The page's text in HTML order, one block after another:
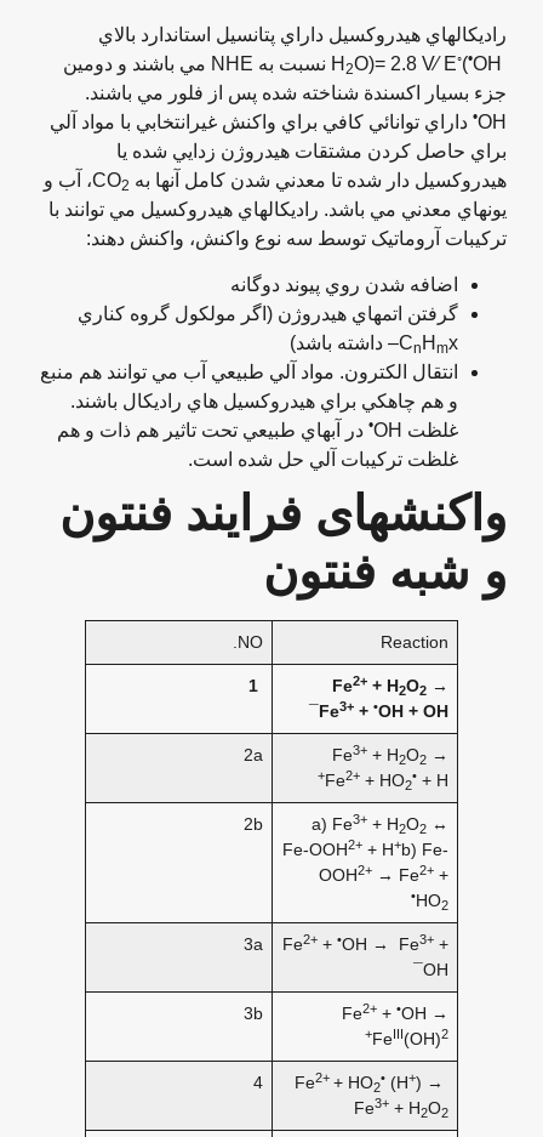
راديکالهاي هيدروکسيل داراي پتانسيل استاندارد بالاي
2O)= 2.8 V∕ E◦(•
OH نسبت به NHE مي باشند و دومين
جزء بسيار اکسندة شناخته شده پس از فلور مي باشند.
OH
•داراي توانائي کافي براي واکنش غيرانتخابي با مواد آلي
براي حاصل کردن مشتقات هيدروژن زدايي شده يا
هيدروکسيل دار شده تا معدني شدن کامل آنها به CO 2
، آب و
يونهاي معدني مي باشد. راديکالهاي هيدروکسيل مي توانند با
ترکيبات آروماتيک توسط سه نوع واکنش، واکنش دهند:
اضافه شدن روي پيوند دوگانه
گرفتن اتمهاي هيدروژن (اگر مولکول گروه کناري
CnHmx– داشته باشد)
انتقال الکترون. مواد آلي طبيعي آب مي توانند هم منبع
و هم چاهکي براي هيدروکسيل هاي راديکال باشند.
غلظت OH
•در آبهاي طبيعي تحت تاثير هم ذات و هم
غلظت ترکيبات آلي حل شده است.
واکنشهای فرایند فنتون
و شبه فنتون
Reaction
NO.
Fe2+ + H2O2 →
Fe3+ +•OH + OH¯
Fe3+ + H2O2 →
Fe2+ + HO2 + H
+
2a
a) Fe3+ + H2O2 ↔
Fe-OOH2+ + H+b) Fe-
OOH2+ → Fe2+ +
HO2
•
2b
Fe2+ +•OH → Fe3+ +
OH¯
3a
Fe2+ +•OH →
FeIII(OH)2+
3b
Fe2++ HO2 (H+ ) →
Fe3+ + H2O2
4